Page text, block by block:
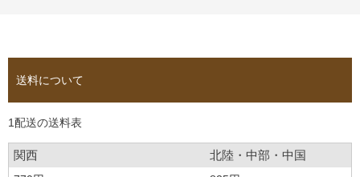
送料について
1配送の送料表
関西 北陸・中部・中国